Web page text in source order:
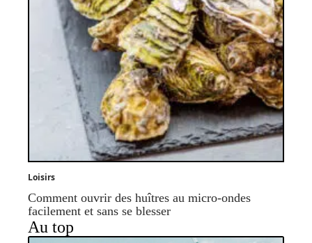
Loisirs
Comment ouvrir des huîtres au micro-ondes
facilement et sans se blesser
Au top